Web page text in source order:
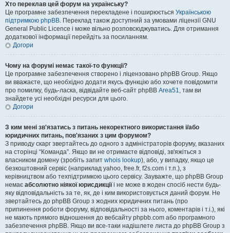
Хто переклав цей форум на українську?
Це програмне забезпечення перекладене і поширюється Українською
підтримкою phpBB. Переклад також доступний за умовами ліцензії GNU
General Public Licence і може вільно розповсюджуватись. Для отримання
додаткової інформації перейдіть за посиланням.
Догори
Чому на форумі немає такої-то функції?
Це програмне забезпечення створено і ліцензовано phpBB Group. Якщо
ви вважаєте, що необхідно додати якусь функцію або хочете повідомити
про помилку, будь-ласка, відвідайте веб-сайт phpBB Area51, там ви
знайдете усі необхідні ресурси для цього.
Догори
З ким мені зв'язатись з питань некоректного використання і/або
юридичних питань, пов'язаних з цим форумом?
З приводу скарг звертайтесь до одного з адміністраторів форуму, вказаних
на сторінці “Команда”. Якщо ви не отримаєте відповіді, зв'яжіться з
власником домену (зробіть запит whois lookup), або, у випадку, якщо це
безкоштовний сервіс (наприклад yahoo, free.fr, f2s.com і т.п.), з
керівництвом або техпідтримкою цього сервісу. Зауважте, що phpBB Group
немає абсолютно ніякої юрисдикціїі не може в жоден спосіб нести будь-
яку відповідальність за те, як, де і ким використовується даний форум. Не
звертайтесь до phpBB Group з жодних юридичних питань (про
припинення роботи форуму, відповідальності за нього, коментарів і т.і.), які
не мають прямого відношення до вебсайту phpbb.com або програмного
забезпечення phpBB. Якщо ви все-таки надішлете листа до phpBB Group з